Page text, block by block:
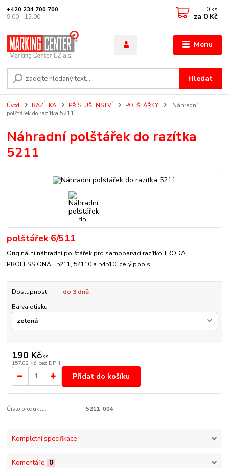
Menu
Hledat
+420 234 700 700
9:00 - 15:00
0 ks
za 0 Kč
Úvod RAZÍTKA PŘÍSLUŠENSTVÍ POLŠTÁŘKY
Náhradní
polštářek do razítka 5211
Náhradní polštářek do razítka
5211
polštářek 6/511
Originální náhradní polštářek pro samobarvicí razítko TRODAT
PROFESSIONAL 5211, 54110 a 54510. celý popis
Dostupnost
do 3 dnů
Barva otisku
190 Kč/ks
157,02 Kč bez DPH
Přidat do košíku
Číslo produktu: 5211-004
Kompletní specifikace
Komentáře 0